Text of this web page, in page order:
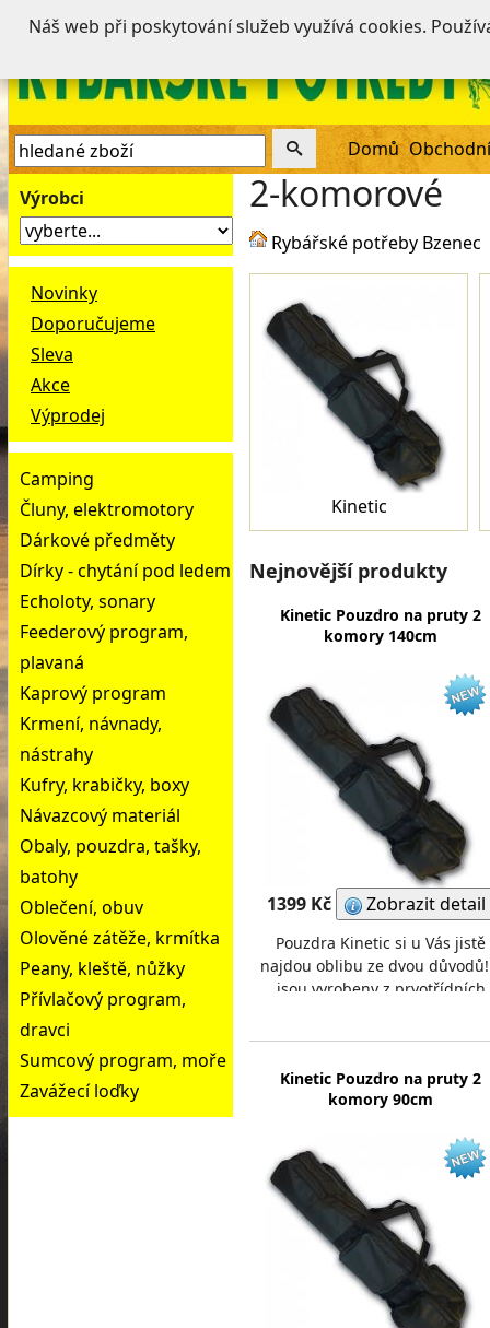
Domů
Výrobci
Novinky
Doporučujeme
Sleva
Akce
Výprodej
Camping
Čluny, elektromotory
Dárkové předměty
Dírky - chytání pod ledem
Echoloty, sonary
Feederový program,
plavaná
Kaprový program
Krmení, návnady,
nástrahy
Kufry, krabičky, boxy
Návazcový materiál
Obaly, pouzdra, tašky,
batohy
Oblečení, obuv
Olověné zátěže, krmítka
Peany, kleště, nůžky
Přívlačový program,
dravci
Sumcový program, moře
Zavážecí loďky
2-komorové
Rybářské potřeby Bzenec
Kinetic
Nejnovější produkty
Kinetic Pouzdro na pruty 2
komory 140cm
1399 Kč Zobrazit detail
Pouzdra Kinetic si u Vás jistě
najdou oblibu ze dvou
jsou vyrobeny z prvotřídních
Kinetic Pouzdro na pruty 2
komory 90cm
Náš web při poskytování služeb využívá cookies.